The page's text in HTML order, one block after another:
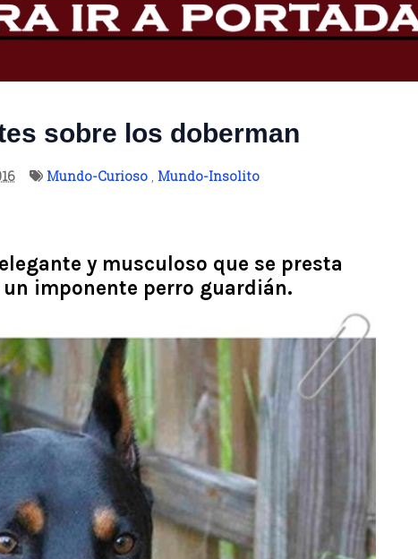
sobre los doberman
Mundo-Curioso , Mundo-Insolito
y musculoso que se presta
imponente perro guardián.